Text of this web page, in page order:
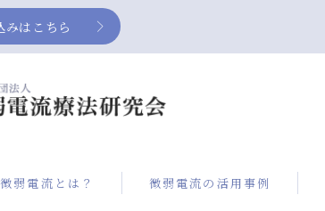
みはこちら
微弱電流とは？ 微弱電流の活用事例